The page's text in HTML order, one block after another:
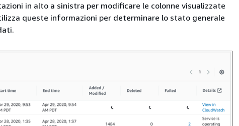
in alto a sinistra per modificare le colonne visualizzate
queste informazioni per determinare lo stato generale